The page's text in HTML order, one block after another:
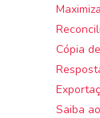
Cópia
Saiba